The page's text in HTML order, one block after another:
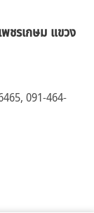
ชรเกษม แขวง
,091-464-